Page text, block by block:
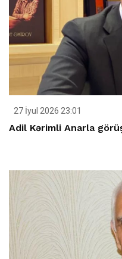
27 İyul 2026 23:01
Adil Kərimli Anarla